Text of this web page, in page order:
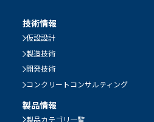
技術情報
仮設設計
製造技術
開発技術
コンクリートコンサルティング
製品情報
製品カテゴリ一覧